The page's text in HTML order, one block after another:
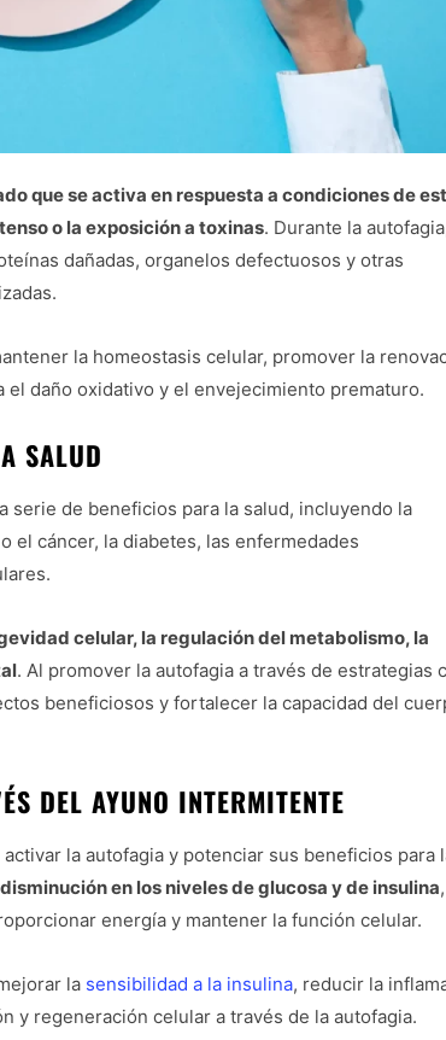
que se activa en respuesta a condiciones de
o la exposición a toxinas. Durante la
dañadas, organelos defectuosos y otras
la homeostasis celular, promover la
daño oxidativo y el envejecimiento prematuro.
SALUD
serie de beneficios para la salud, incluyendo la
el cáncer, la diabetes, las enfermedades
celular, la regulación del metabolismo, la
. Al promover la autofagia a través de estrategias
beneficiosos y fortalecer la capacidad del
DEL AYUNO INTERMITENTE
la autofagia y potenciar sus beneficios para
en los niveles de glucosa y de insulina
energía y mantener la función celular.
la sensibilidad a la insulina, reducir la
y regeneración celular a través de la autofagia.